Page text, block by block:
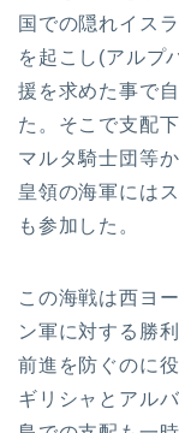
国での隠れイス
を起こし(アルプ
援を求めた事で
た。そこで支配
マルタ騎士団等
皇領の海軍には
も参加した。
この海戦は西ヨ
ン軍に対する勝
前進を防ぐのに
ギリシャとアル